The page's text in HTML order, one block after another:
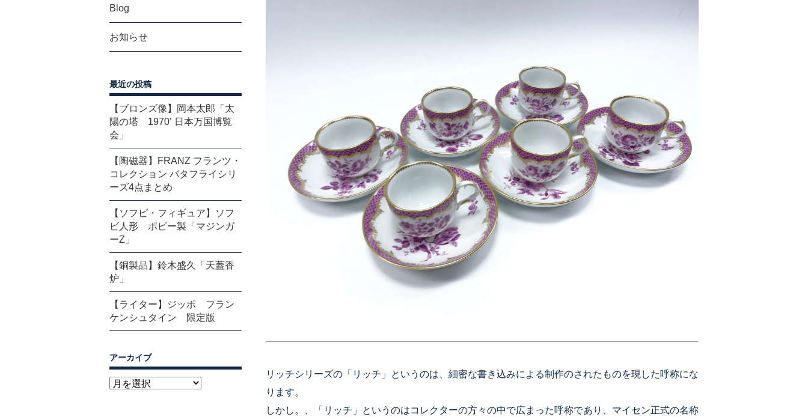
リッチシリーズの「リッチ」というのは、細密な書き込みによる制作のされたものを現した呼称にな
ります。
しかし。、「リッチ」というのはコレクターの方々の中で広まった呼称であり、マイセン正式の名称
Blog
お知らせ
最近の投稿
【ブロンズ像】岡本太郎「太
陽の塔 1970’ 日本万国博覧
会」
【陶磁器】FRANZ フランツ・
コレクション バタフライシリ
ーズ4点まとめ
【ソフビ・フィギュア】ソフ
ビ人形 ポピー製「マジンガ
ーZ」
【銅製品】鈴木盛久「天蓋香
炉」
【ライター】ジッポ フラン
ケンシュタイン 限定版
アーカイブ